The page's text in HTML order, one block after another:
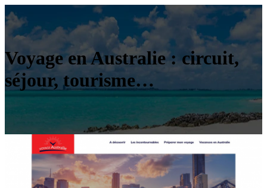
Voyage en Australie : circuit,
séjour, tourisme…